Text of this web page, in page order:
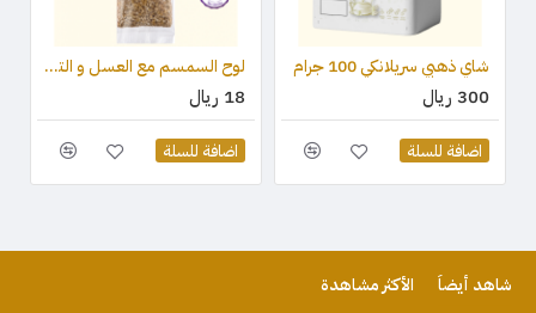
شاي ذهبي سريلانكي 100 جرام
300 ريال
اضافة للسلة
لوح السمسم مع العسل و التوت البري (قطعة واحدة) 75 جرام
18 ريال
اضافة للسلة
شاهد أيضاً الأكثر مشاهدة